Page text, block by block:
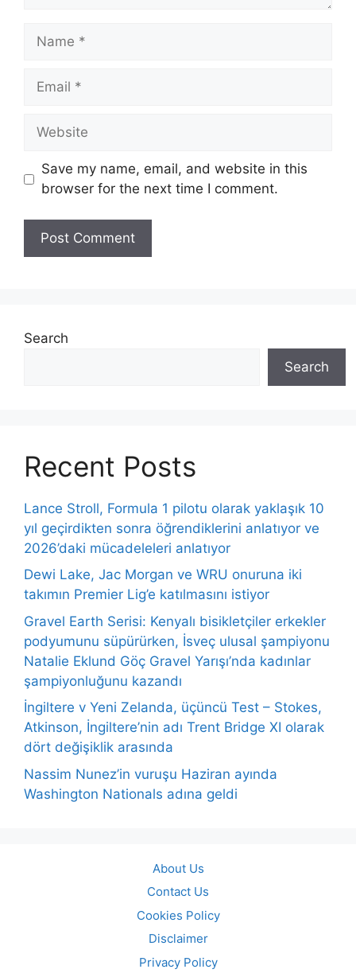
Name
Email
Website
Save my name, email, and website in this
browser for the next time I comment.
Search
Search
Recent Posts
Lance Stroll, Formula 1 pilotu olarak yaklaşık 10
yıl geçirdikten sonra öğrendiklerini anlatıyor ve
2026’daki mücadeleleri anlatıyor
Dewi Lake, Jac Morgan ve WRU onuruna iki
takımın Premier Lig’e katılmasını istiyor
Gravel Earth Serisi: Kenyalı bisikletçiler erkekler
podyumunu süpürürken, İsveç ulusal şampiyonu
Natalie Eklund Göç Gravel Yarışı’nda kadınlar
şampiyonluğunu kazandı
İngiltere v Yeni Zelanda, üçüncü Test – Stokes,
Atkinson, İngiltere’nin adı Trent Bridge XI olarak
dört değişiklik arasında
Nassim Nunez’in vuruşu Haziran ayında
Washington Nationals adına geldi
About Us
Contact Us
Cookies Policy
Disclaimer
Privacy Policy